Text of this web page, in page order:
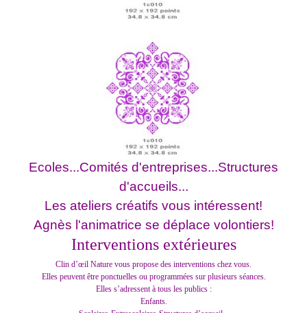
Ecoles...Comités d'entreprises...Structures
d'accueils...
Les ateliers créatifs vous intéressent!
Agnès l'animatrice se déplace volontiers!
Interventions extérieures
Clin d’œil Nature vous propose des interventions chez vous.
Elles peuvent être ponctuelles ou programmées sur plusieurs séances.
Elles s’adressent à tous les publics :
Enfants.